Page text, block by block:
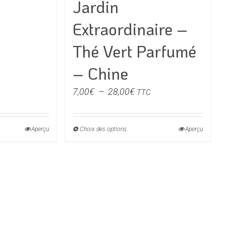
Aperçu
Jardin
Extraordinaire –
Thé Vert Parfumé
– Chine
7,00€ – 28,00€Plage
prix :
TTC
Choix des optionsCe
Aperçu